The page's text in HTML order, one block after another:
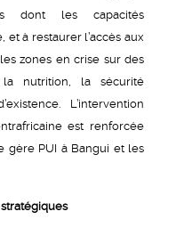
dont les capacités
et à restaurer l’accès aux
zones en crise sur des
nutrition, la sécurité
L’intervention
est renforcée
gère PUI à Bangui et les
stratégiques